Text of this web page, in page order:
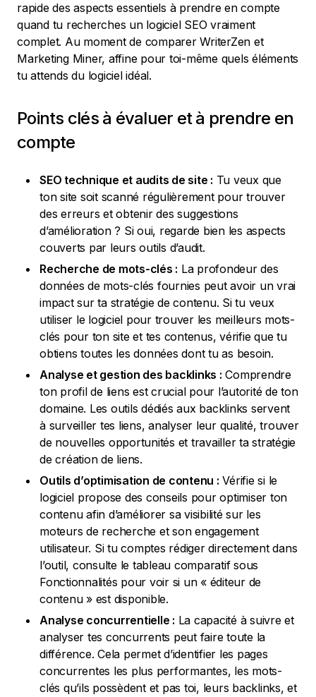
rapide des aspects essentiels à prendre en compte
quand tu recherches un logiciel SEO vraiment
complet. Au moment de comparer WriterZen et
Marketing Miner, affine pour toi-même quels éléments
tu attends du logiciel idéal.
Points clés à évaluer et à prendre en
compte
SEO technique et audits de site : Tu veux que
ton site soit scanné régulièrement pour trouver
des erreurs et obtenir des suggestions
d’amélioration ? Si oui, regarde bien les aspects
couverts par leurs outils d’audit.
Recherche de mots-clés : La profondeur des
données de mots-clés fournies peut avoir un vrai
impact sur ta stratégie de contenu. Si tu veux
utiliser le logiciel pour trouver les meilleurs mots-
clés pour ton site et tes contenus, vérifie que tu
obtiens toutes les données dont tu as besoin.
Analyse et gestion des backlinks : Comprendre
ton profil de liens est crucial pour l’autorité de ton
domaine. Les outils dédiés aux backlinks servent
à surveiller tes liens, analyser leur qualité, trouver
de nouvelles opportunités et travailler ta stratégie
de création de liens.
Outils d’optimisation de contenu : Vérifie si le
logiciel propose des conseils pour optimiser ton
contenu afin d’améliorer sa visibilité sur les
moteurs de recherche et son engagement
utilisateur. Si tu comptes rédiger directement dans
l’outil, consulte le tableau comparatif sous
Fonctionnalités pour voir si un « éditeur de
contenu » est disponible.
Analyse concurrentielle : La capacité à suivre et
analyser tes concurrents peut faire toute la
différence. Cela permet d’identifier les pages
concurrentes les plus performantes, les mots-
clés qu’ils possèdent et pas toi, leurs backlinks, et